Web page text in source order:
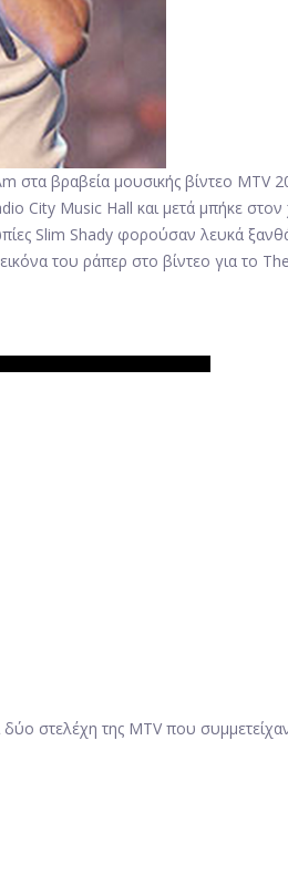
στα βραβεία μουσικής βίντεο MTV
City Music Hall και μετά μπήκε
Slim Shady φορούσαν λευκά
του ράπερ στο βίντεο για το
στελέχη της MTV που